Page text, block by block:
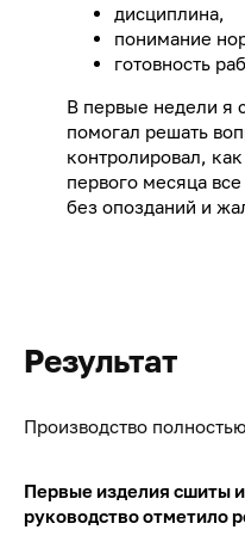
дисциплина,
понимание
готовность
В первые недели я
помогал решать
контролировал,
первого месяца
без опозданий и
Результат
Производство
Первые изделия сшиты
руководство отметило